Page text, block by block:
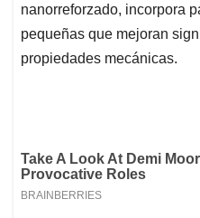
nanorreforzado, incorpora
pequeñas que mejoran
propiedades mecánicas.